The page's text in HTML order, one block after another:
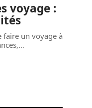
voyage :
faire un voyage à
…